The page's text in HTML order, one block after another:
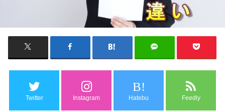
Twitter Instagram
B!
Hatebu Feedly